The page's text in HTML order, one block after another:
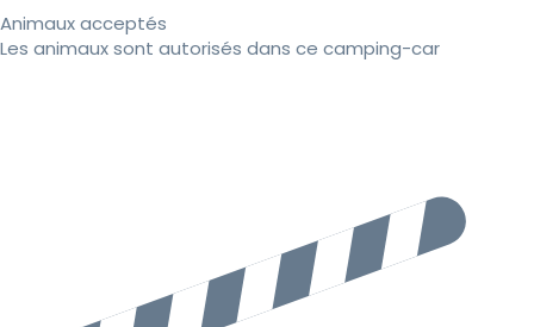
Animaux acceptés
Les animaux sont autorisés dans ce camping-car